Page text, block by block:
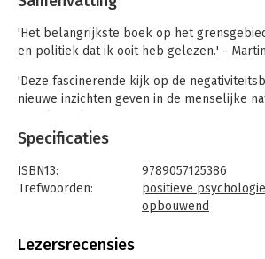
'Het belangrijkste boek op het
en politiek dat ik ooit heb gelezen.' - Martin
'Deze fascinerende kijk op de
nieuwe inzichten geven in de menselijke
Steven Pinker
- Waarom blijft een slechte indruk langer
goede?
- Waarom heeft geld verliezen meer
- En waarom focussen we ons op dat ene
negeren we de complimenten?
Specificaties
ISBN13:
9789057125386
Trefwoorden:
positieve psychologie
opbouwend
Bindwijze:
Lezersrecensies